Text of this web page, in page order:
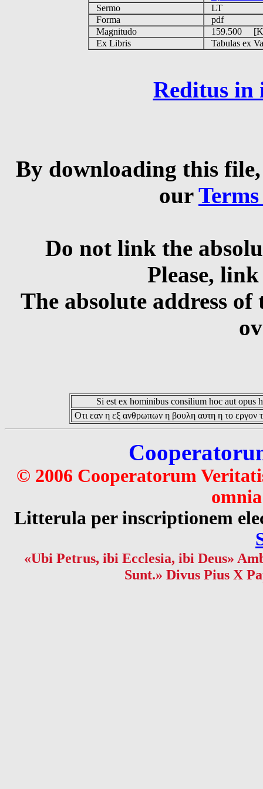
Sermo
LT
Forma
pdf
Magnitudo
159.500
Ex Libris
Tabulas ex
Reditus in
By downloading this
our
Do not link the
Please,
The absolute address
Si est ex hominibus consilium hoc aut opus
Οτι εαν η εξ ανθρωπων η βουλη αυτη η το εργον
© 2006 Cooperatorum
Litterula per inscriptionem
«Ubi Petrus, ibi Ecclesia, ibi Deus»
Sunt.» Divus Pius X